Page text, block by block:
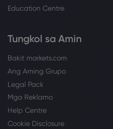
Education Centre
Tungkol sa Amin
Bakit markets.com
Ang Aming Grupo
Legal Pack
Mga Reklamo
Help Centre
Cookie Disclosure